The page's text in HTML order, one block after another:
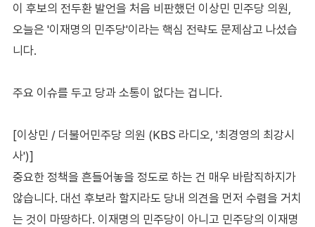
이 후보의 전두환 발언을 처음 비판했던 이상민 민주당 의원,
오늘은 '이재명의 민주당'이라는 핵심 전략도 문제삼고 나섰습
니다.
주요 이슈를 두고 당과 소통이 없다는 겁니다.
[이상민 / 더불어민주당 의원 (KBS 라디오, '최경영의 최강시
사')]
중요한 정책을 흔들어놓을 정도로 하는 건 매우 바람직하지가
않습니다. 대선 후보라 할지라도 당내 의견을 먼저 수렴을 거치
는 것이 마땅하다. 이재명의 민주당이 아니고 민주당의 이재명